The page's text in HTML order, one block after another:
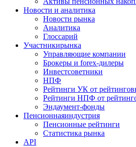
Новости и аналитика
Новости рынка
Аналитика
Глоссарий
Участникирынка
Управляющие компании
Брокеры и forex-дилеры
Инвестсоветники
НПФ
Рейтинги УК от
Рейтинги НПФ от
Эндаумент-фонды
Пенсионнаяиндустрия
Пенсионные рейтинги
Статистика рынка
API